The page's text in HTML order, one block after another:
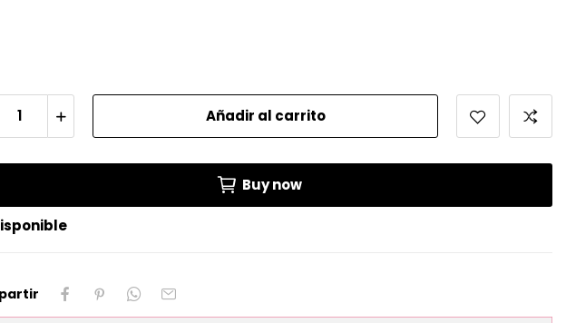
Añadir al carrito
Buy now